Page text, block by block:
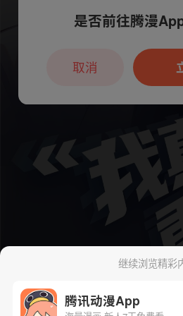
继续浏览精彩
腾讯动漫App
本章节仅支持App阅读
户7天免费
是否前往腾漫
取消